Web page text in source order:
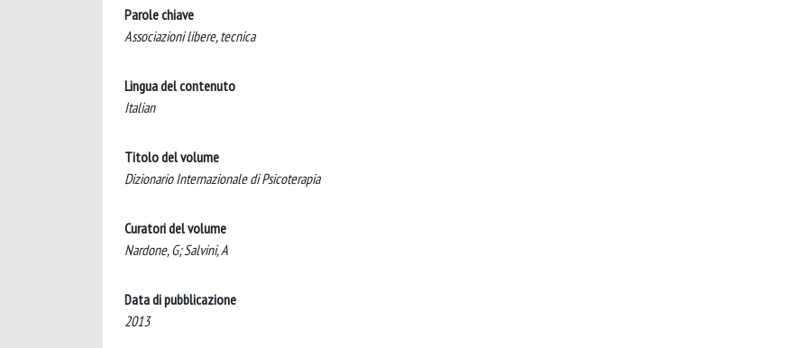
Parole chiave
Associazioni libere, tecnica
Lingua del contenuto
Italian
Titolo del volume
Dizionario Internazionale di Psicoterapia
Curatori del volume
Nardone, G; Salvini, A
Data di pubblicazione
2013